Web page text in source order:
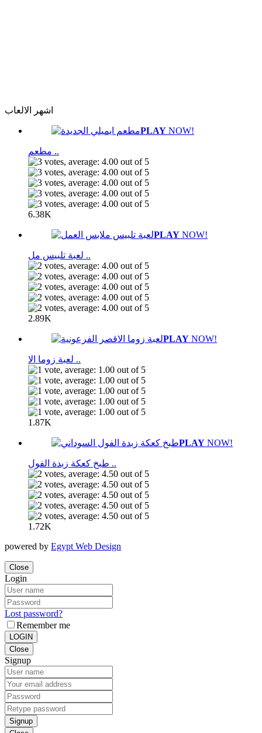
اشهر الالعاب
PLAY NOW!
مطعم ..
6.38K
PLAY NOW!
لعبة تلبيس مل ..
2.89K
PLAY NOW!
لعبة زوما الا ..
1.87K
PLAY NOW!
طبخ كعكة زبدة الفول ..
1.72K
powered by Egypt Web Design
Close
Login
Lost password?
Remember me
LOGIN
Close
Signup
Signup